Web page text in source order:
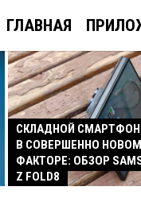
ГЛАВНАЯ
СКЛАДНОЙ СМАРТФОН
В СОВЕРШЕННО
ФАКТОРЕ: ОБЗОР
Z FOLD8